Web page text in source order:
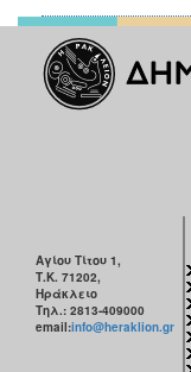
ΑΝΘΕΚΤΙΚΗ
ΠΟΛΗ
Αγίου Τίτου 1,
Τ.Κ. 71202,
Ηράκλειο
Τηλ.: 2813-409000
email:info@heraklion.gr